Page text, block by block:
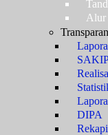
Alur
DIPA